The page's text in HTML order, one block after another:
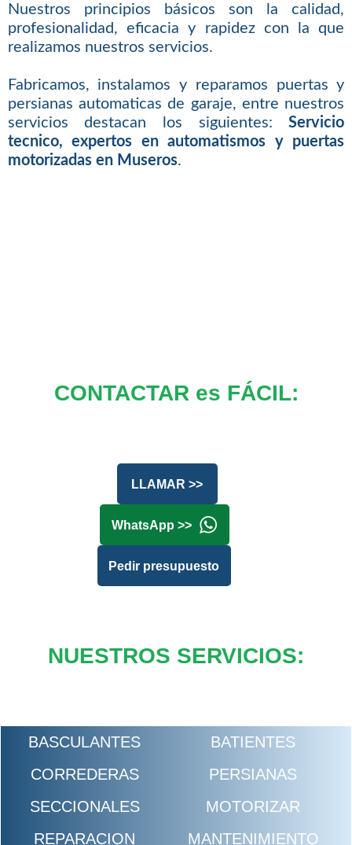
Nuestros principios básicos son la calidad,
profesionalidad, eficacia y rapidez con la que
realizamos nuestros servicios.
Fabricamos, instalamos y reparamos puertas y
persianas automaticas de garaje, entre nuestros
servicios destacan los siguientes:Servicio
tecnico, expertos en automatismos y puertas
motorizadas en Museros.
CONTACTAR es FÁCIL:
LLAMAR >>
WhatsApp >>
Pedir presupuesto
NUESTROS SERVICIOS:
BASCULANTES
BATIENTES
CORREDERAS
PERSIANAS
SECCIONALES
MOTORIZAR
REPARACION
MANTENIMIENTO